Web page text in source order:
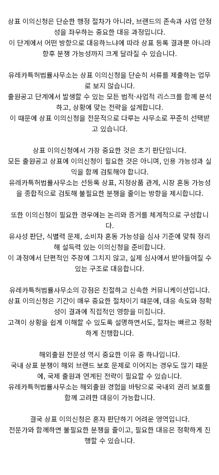
상표 이의신청은 단순한 행정 절차가 아니라, 브랜드의 존속과 사업 안정
성을 좌우하는 중요한 대응 과정입니다.
이 단계에서 어떤 방향으로 대응하느냐에 따라 상표 등록 결과뿐 아니라
향후 분쟁 가능성까지 크게 달라질 수 있습니다.
유레카특허법률사무소는 상표 이의신청을 단순히 서류를 제출하는 업무
로 보지 않습니다.
출원공고 단계에서 발생할 수 있는 모든 법적·사업적 리스크를 함께 분석
하고, 상황에 맞는 전략을 설계합니다.
이 때문에 상표 이의신청을 전문적으로 다루는 사무소로 꾸준히 선택받
고 있습니다.
상표 이의신청에서 가장 중요한 것은 초기 판단입니다.
모든 출원공고 상표에 이의신청이 필요한 것은 아니며, 인용 가능성과 실
익을 함께 검토해야 합니다.
유레카특허법률사무소는 선등록 상표, 지정상품 관계, 시장 혼동 가능성
을 종합적으로 검토해 불필요한 분쟁을 줄이는 방향을 제시합니다.
또한 이의신청이 필요한 경우에는 논리와 증거를 체계적으로 구성합니
다.
유사성 판단, 식별력 문제, 소비자 혼동 가능성을 심사 기준에 맞춰 정리
해 설득력 있는 이의신청을 준비합니다.
이 과정에서 단편적인 주장에 그치지 않고, 실제 심사에서 받아들여질 수
있는 구조로 대응합니다.
유레카특허법률사무소의 강점은 친절하고 신속한 커뮤니케이션입니다.
상표 이의신청은 기간이 매우 중요한 절차이기 때문에, 대응 속도와 정확
성이 결과에 직접적인 영향을 미칩니다.
고객이 상황을 쉽게 이해할 수 있도록 설명하면서도, 절차는 빠르고 정확
하게 진행합니다.
해외출원 전문성 역시 중요한 이유 중 하나입니다.
국내 상표 분쟁이 해외 브랜드 보호 문제로 이어지는 경우도 많기 때문
에, 국제 출원과 연계된 전략이 필요할 수 있습니다.
유레카특허법률사무소는 해외출원 경험을 바탕으로 국내외 권리 보호를
함께 고려한 대응이 가능합니다.
결국 상표 이의신청은 혼자 판단하기 어려운 영역입니다.
전문가와 함께하면 불필요한 분쟁을 줄이고, 필요한 대응은 정확하게 진
행할 수 있습니다.